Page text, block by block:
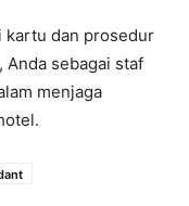
kartu dan prosedur
Anda sebagai staf
menjaga